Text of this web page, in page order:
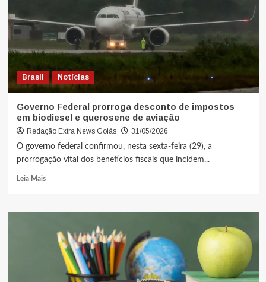
Brasil Notícias
Governo Federal prorroga desconto de impostos
em biodiesel e querosene de aviação
Redação Extra News Goiás
31/05/2026
O governo federal confirmou, nesta sexta-feira (29), a
prorrogação vital dos benefícios fiscais que incidem...
Leia Mais